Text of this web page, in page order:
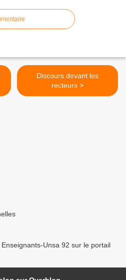
Discours devant les
recteurs >
Unsa 92 sur le portail